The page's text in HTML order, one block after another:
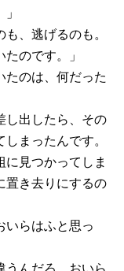
、逃げるのも。
のです。」
たのは、何だった
し出したら、その
まったんです。
見つかってしま
置き去りにするの
いらはふと思っ
うんだろ。おいら